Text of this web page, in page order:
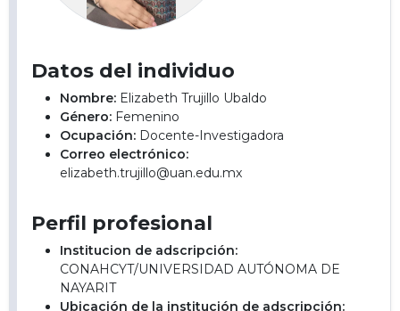
Datos del individuo
Nombre: Elizabeth Trujillo Ubaldo
Género: Femenino
Ocupación: Docente-Investigadora
Correo electrónico:
elizabeth.trujillo@uan.edu.mx
Perfil profesional
Institucion de adscripción:
CONAHCYT/UNIVERSIDAD AUTÓNOMA DE
NAYARIT
Ubicación de la institución de adscripción: